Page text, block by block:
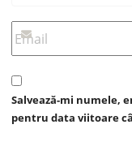
Salvează-mi numele,
pentru data viitoare